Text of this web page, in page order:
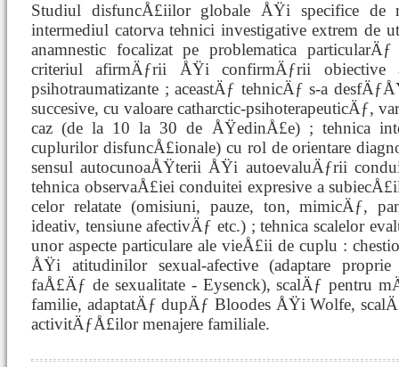
Studiul disfuncÅ£iilor globale ÅŸi specifice de
intermediul catorva tehnici investigative extrem de
anamnestic focalizat pe problematica
criteriul afirmÄƒrii ÅŸi confirmÄƒrii obiective
psihotraumatizante ; aceastÄƒ tehnicÄƒ s-a
succesive, cu valoare catharctic-psihoterapeuticÄƒ,
caz (de la 10 la 30 de ÅŸedinÅ£e) ; tehnica
cuplurilor disfuncÅ£ionale) cu rol de orientare
sensul autocunoaÅŸterii ÅŸi autoevaluÄƒrii
tehnica observaÅ£iei conduitei expresive a
celor relatate (omisiuni, pauze, ton, mimicÄƒ,
ideativ, tensiune afectivÄƒ etc.) ; tehnica scalelor
unor aspecte particulare ale vieÅ£ii de cuplu :
ÅŸi atitudinilor sexual-afective (adaptare
faÅ£Äƒ de sexualitate - Eysenck), scalÄƒ pentru
familie, adaptatÄƒ dupÄƒ Bloodes ÅŸi Wolfe,
activitÄƒÅ£ilor menajere familiale.